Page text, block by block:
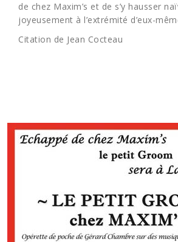
de chez Maxim’s et de s’y hausser
joyeusement à l’extrémité d’eux-
Citation de Jean Cocteau